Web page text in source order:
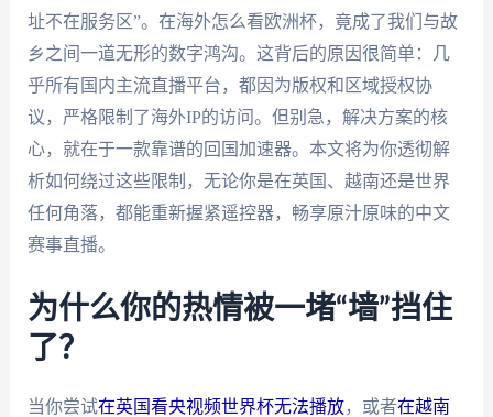
址不在服务区”。在海外怎么看欧洲杯，竟成了我们与故
乡之间一道无形的数字鸿沟。这背后的原因很简单：几
乎所有国内主流直播平台，都因为版权和区域授权协
议，严格限制了海外IP的访问。但别急，解决方案的核
心，就在于一款靠谱的回国加速器。本文将为你透彻解
析如何绕过这些限制，无论你是在英国、越南还是世界
任何角落，都能重新握紧遥控器，畅享原汁原味的中文
赛事直播。
为什么你的热情被一堵“墙”挡住
了？
当你尝试在英国看央视频世界杯无法播放，或者在越南